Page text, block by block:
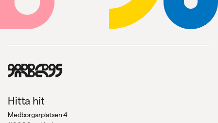
Hitta hit
Medborgarplatsen 4